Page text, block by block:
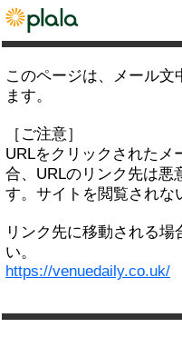
このページは、メール
ます。
［ご注意］
URLをクリックされたメ
合、URLのリンク先は悪
す。サイトを閲覧されな
リンク先に移動される
い。
https://venuedaily.co.uk/